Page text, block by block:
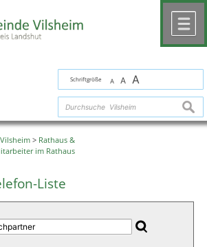
Schriftgröße A A A
> Rathaus &
im Rathaus
Liste